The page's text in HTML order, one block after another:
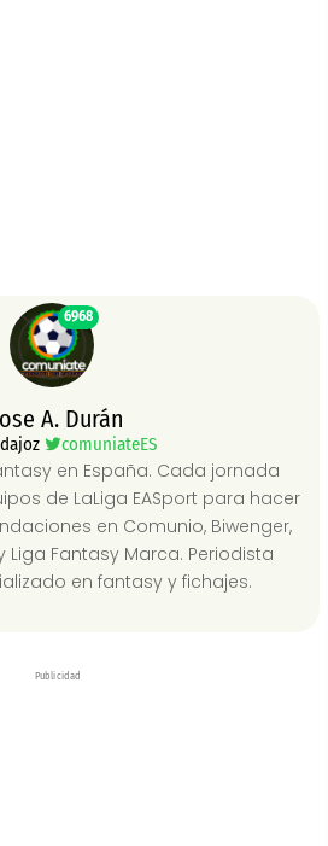
6968
A. Durán
comuniateES
en España. Cada jornada
de LaLiga EASport para hacer
en Comunio, Biwenger,
Liga Fantasy Marca. Periodista
en fantasy y fichajes.
Publicidad